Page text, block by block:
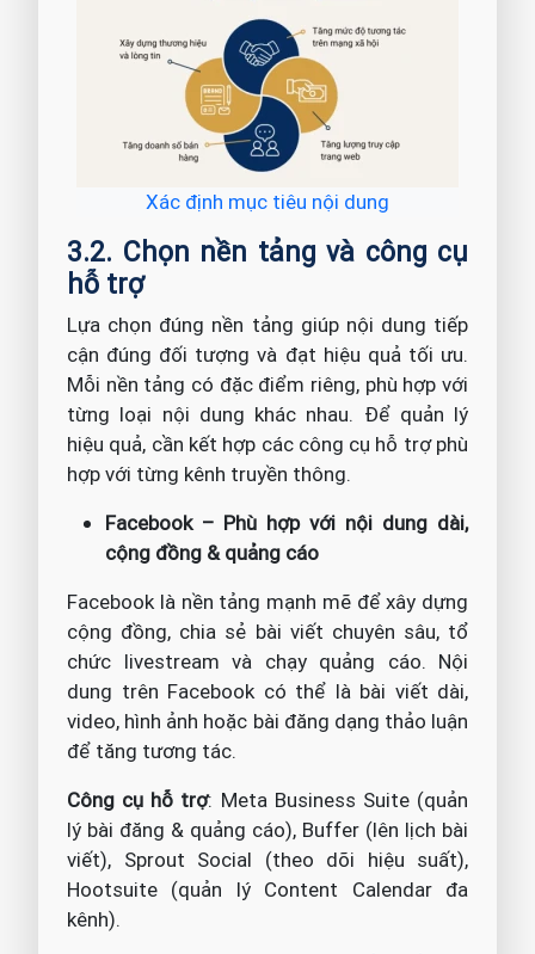
Xác định mục tiêu nội dung
3.2. Chọn nền tảng và công cụ
hỗ trợ
Lựa chọn đúng nền tảng giúp nội dung tiếp
cận đúng đối tượng và đạt hiệu quả tối ưu.
Mỗi nền tảng có đặc điểm riêng, phù hợp với
từng loại nội dung khác nhau. Để quản lý
hiệu quả, cần kết hợp các công cụ hỗ trợ phù
hợp với từng kênh truyền thông.
Facebook – Phù hợp với nội dung dài,
cộng đồng & quảng cáo
Facebook là nền tảng mạnh mẽ để xây dựng
cộng đồng, chia sẻ bài viết chuyên sâu, tổ
chức livestream và chạy quảng cáo. Nội
dung trên Facebook có thể là bài viết dài,
video, hình ảnh hoặc bài đăng dạng thảo luận
để tăng tương tác.
Công cụ hỗ trợ: Meta Business Suite (quản
lý bài đăng & quảng cáo), Buffer (lên lịch bài
viết), Sprout Social (theo dõi hiệu suất),
Hootsuite (quản lý Content Calendar đa
kênh).